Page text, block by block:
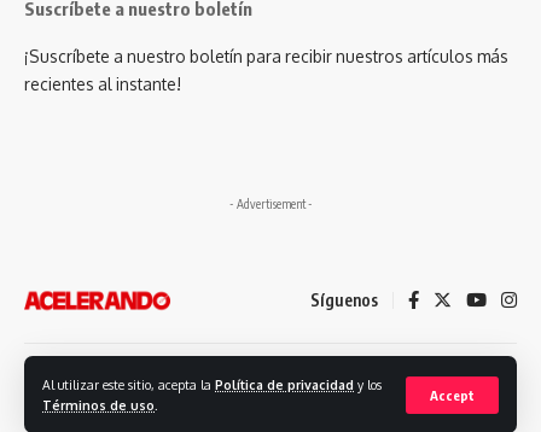
Al utilizar este sitio, acepta la Política de privacidad y los
Términos de uso
Accept
Suscríbete a nuestro boletín
¡Suscríbete a nuestro boletín para recibir nuestros artículos más
recientes al instante!
- Advertisement -
Síguenos
© 2023. Revista Acelerando, Todos los derechos reservados
Desarrollado por: Futuro Comunicación